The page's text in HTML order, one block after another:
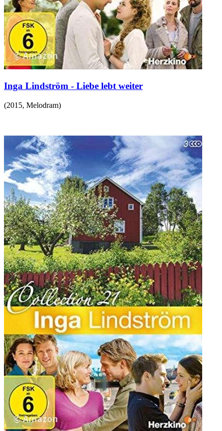
Inga Lindström - Liebe lebt weiter
(2015, Melodram)